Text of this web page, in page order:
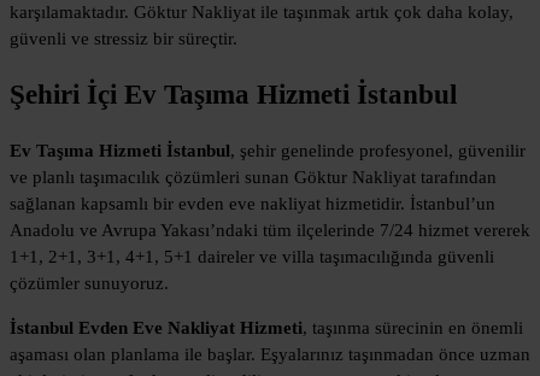
karşılamaktadır. Göktur Nakliyat ile taşınmak artık çok daha kolay,
güvenli ve stressiz bir süreçtir.
Şehiri İçi Ev Taşıma Hizmeti İstanbul
Ev Taşıma Hizmeti İstanbul, şehir genelinde profesyonel, güvenilir
ve planlı taşımacılık çözümleri sunan Göktur Nakliyat tarafından
sağlanan kapsamlı bir evden eve nakliyat hizmetidir. İstanbul’un
Anadolu ve Avrupa Yakası’ndaki tüm ilçelerinde 7/24 hizmet vererek
1+1, 2+1, 3+1, 4+1, 5+1 daireler ve villa taşımacılığında güvenli
çözümler sunuyoruz.
İstanbul Evden Eve Nakliyat Hizmeti, taşınma sürecinin en önemli
aşaması olan planlama ile başlar. Eşyalarınız taşınmadan önce uzman